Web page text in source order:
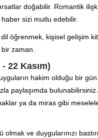
doğabilir. Romantik
sizi mutlu edebilir.
öğrenmek, kişisel gelişim
zaman.
22 Kasım)
hakim olduğu bir
paylaşımda
ya da miras gibi
olmak ve duygularınızı